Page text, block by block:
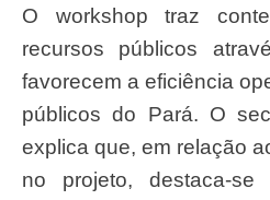
O workshop traz conteúdo de gestão de
recursos públicos
favorecem a eficiência
públicos do Pará. O
explica que, em relação
no projeto, destaca-